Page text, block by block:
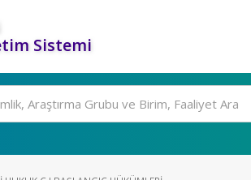
Sistemi